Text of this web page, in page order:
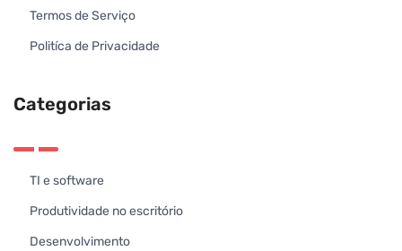
Termos de Serviço
Politíca de Privacidade
Categorias
TI e software
Produtividade no escritório
Desenvolvimento